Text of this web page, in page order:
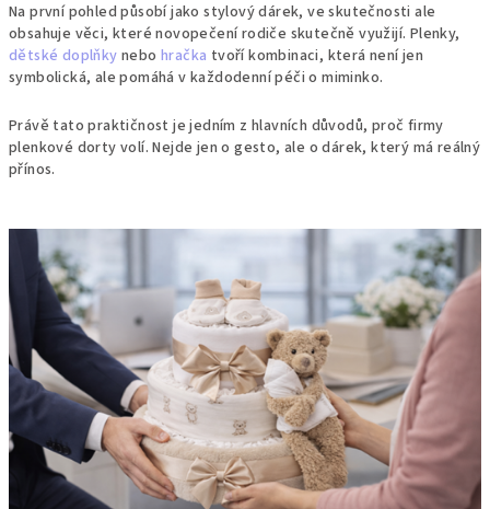
Na první pohled působí jako stylový dárek, ve skutečnosti ale
obsahuje věci, které novopečení rodiče skutečně využijí. Plenky,
dětské doplňky nebohračka tvoří kombinaci, která není jen
symbolická, ale pomáhá v každodenní péči o miminko.
Právě tato praktičnost je jedním z hlavních důvodů, proč firmy
plenkové dorty volí. Nejde jen o gesto, ale o dárek, který má reálný
přínos.